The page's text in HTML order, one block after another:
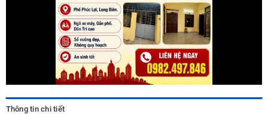
Thông tin chi tiết